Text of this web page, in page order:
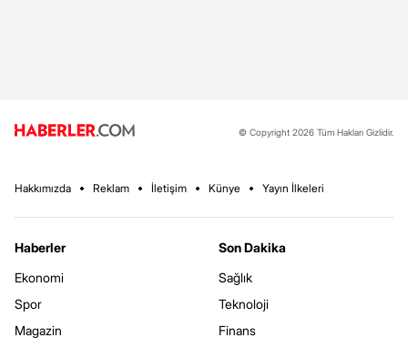
© Copyright 2026 Tüm Hakları Gizlidir.
Hakkımızda Reklam İletişim Künye Yayın İlkeleri
Haberler
Ekonomi
Spor
Magazin
Son Dakika
Sağlık
Teknoloji
Finans